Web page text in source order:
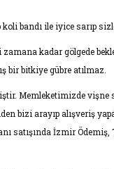
bandı ile iyice sarıp
zamana kadar gölgede
bitkiye gübre atılmaz.
Memleketimizde vişne
bizi arayıp alışveriş
satışında İzmir